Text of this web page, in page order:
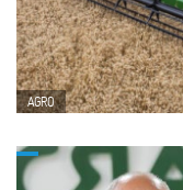
AGRO